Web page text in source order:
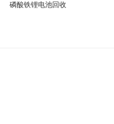
磷酸铁锂电池回收